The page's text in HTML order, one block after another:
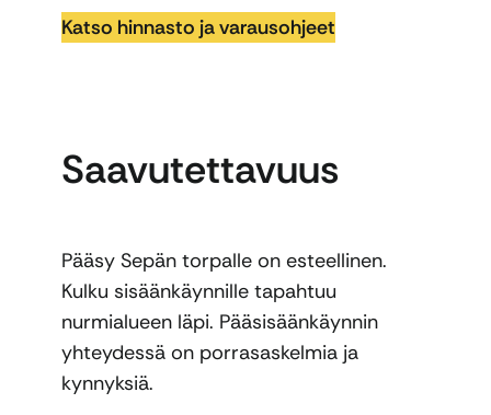
Katso hinnasto ja varausohjeet
Saavutettavuus
Pääsy Sepän torpalle on esteellinen.
Kulku sisäänkäynnille tapahtuu
nurmialueen läpi. Pääsisäänkäynnin
yhteydessä on porrasaskelmia ja
kynnyksiä.